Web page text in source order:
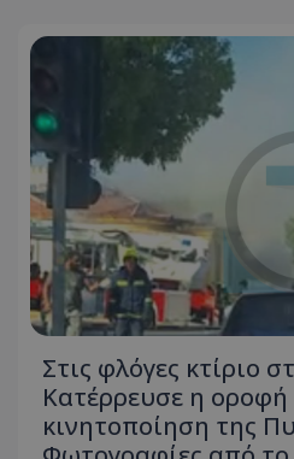
Στις φλόγες κτίριο
Κατέρρευσε η
κινητοποίηση της